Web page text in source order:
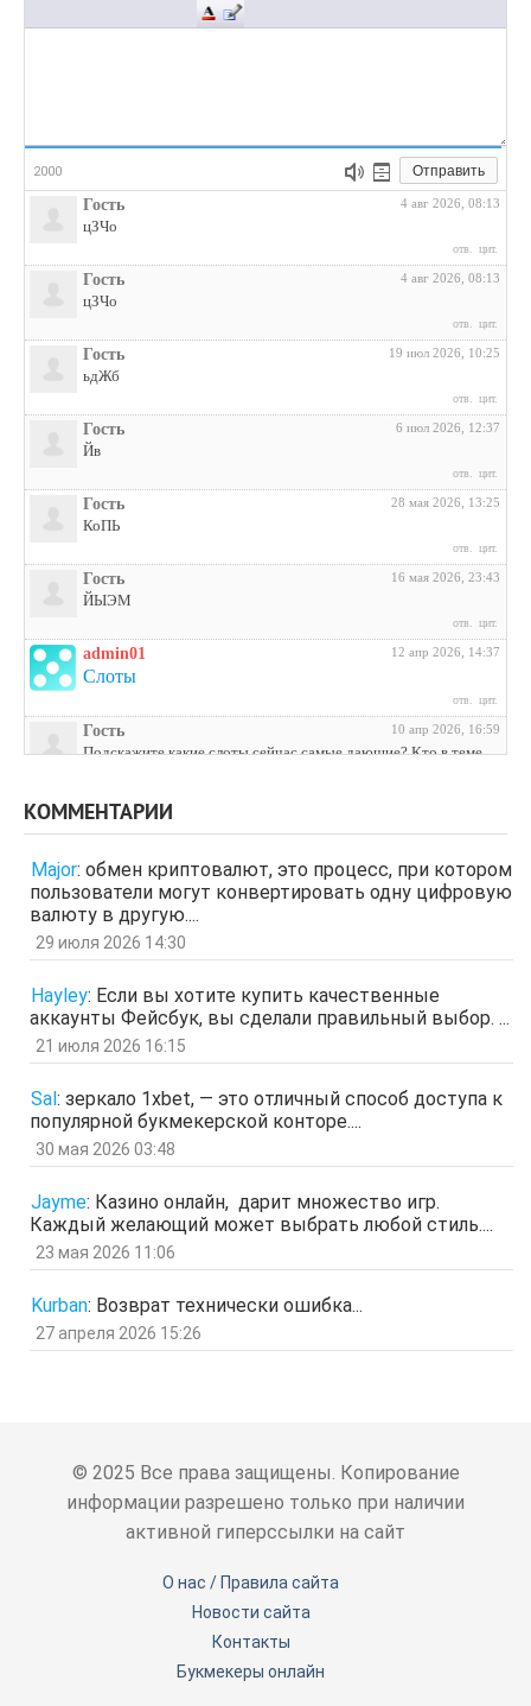
Отправить
2000
Гость 4 авг 2026, 08:13
цЗЧо
отв. цит.
Гость 4 авг 2026, 08:13
цЗЧо
отв. цит.
Гость 19 июл 2026, 10:25
ьдЖб
отв. цит.
Гость 6 июл 2026, 12:37
Йв
отв. цит.
Гость 28 мая 2026, 13:25
КоПЬ
отв. цит.
Гость 16 мая 2026, 23:43
ЙЫЭМ
отв. цит.
admin01 12 апр 2026, 14:37
Слоты
отв. цит.
Гость 10 апр 2026, 16:59
Подскажите какие слоты сейчас самые дающие? Кто в теме
Гость
отв. цит.
Гость 26 мар 2026, 01:35
мЛЙК
ащрд
отв. цит.
Гость
отв. цит.
Гость
ЗОл
отв. цит.
Гость 5 мар 2026, 12:20
оЭЬЧ
SPPS 2 мар 2026, 16:19
ау, есть кто живой здесь?)
Гость
отв.
Гость 3 фев 2026, 04:47
КОММЕНТАРИИ
Major: обмен криптовалют, это процесс, при котором
пользователи могут конвертировать одну цифровую
валюту в другую....
29 июля 2026 14:30
Hayley: Если вы хотите купить качественные
аккаунты Фейсбук, вы сделали правильный выбор. ...
21 июля 2026 16:15
Sal : зеркало 1xbet, — это отличный способ доступа к
популярной букмекерской конторе....
30 мая 2026 03:48
Jayme: Казино онлайн, дарит множество игр.
Каждый желающий может выбрать любой стиль....
23 мая 2026 11:06
Kurban: Возврат технически ошибка...
27 апреля 2026 15:26
© 2025 Все права защищены. Копирование
информации разрешено только при наличии
активной гиперссылки на сайт
О нас / Правила сайта
Новости сайта
Контакты
Букмекеры онлайн